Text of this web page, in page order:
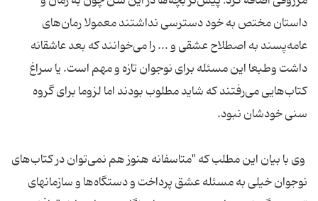
داستان مختص به خود دسترسی نداشتند معمولا رمان‌های
عامه‌پسند به اصطلاح عشقی و ... را می‌خوانند که بعد عاشقانه
داشت وطبعا این مسئله برای نوجوان تازه و مهم است. یا سراغ
کتاب‌هایی می‌رفتند که شاید مطلوب بودند اما لزوما برای گروه
سنی خودشان نبود.
وی با بیان این مطلب که "متاسفانه هنوز هم نمی‌توان در کتاب‌های
نوجوان خیلی به مسئله عشق پرداخت و دستگاه‌ها و سازمانهای